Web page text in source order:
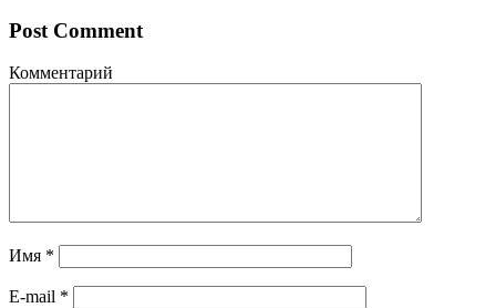
Post Comment
Комментарий
Имя *
E-mail *